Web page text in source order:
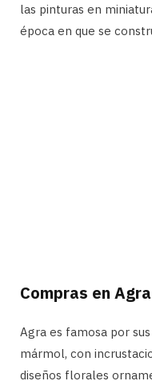
las pinturas en
época en que se
Compras en Agra
Agra es famosa por
mármol, con
diseños florales